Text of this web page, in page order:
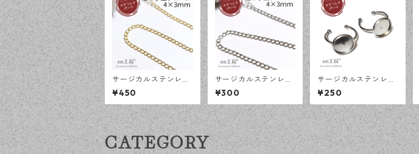
サージカルステンレス
荒め小豆チェーン 4×3
ｍｍ ゴールド 50cm
アジャスターチェーン
アレルギー対応 ハンド
メイド資材 【en工
房】
¥450
サージカルステンレス
荒め小豆チェーン 4×3
ｍｍ シルバー 50cm
アジャスターチェーン
アレルギー対応 ハンド
メイド資材 【en工
房】
¥300
サージカルステンレス
12ｍｍ ミール皿 オー
プンリング台 シルバー
2個 アレルギー対応 ア
クセサリーパーツ ハン
ドメイド資材 【en工
房】
¥250
CATEGORY